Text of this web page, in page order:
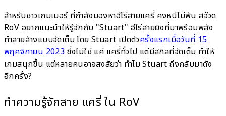
สำหรับชาวเกมเมอร์ ที่กำลังมองหาฮีโร่สายแครี่ คงหนีไม่พ้น สจ๊วด
RoV อยากแนะนำให้รู้จักกับ "Stuart" ฮีโร่สายยิงที่มาพร้อมพลัง
ทำลายล้างแบบจัดเต็ม โดย Stuart เปิดตัวครั้งแรกเมื่อวันที่ 15
พฤศจิกายน 2023ซึ่งไม่ใช่ แค่ แครี่ทั่วไป แต่มีสกิลที่จัดเต็ม ทำให้
เกมสนุกขึ้น แต่หลายคนอาจสงสัยว่า ทำไม Stuart ถึงกลับมาดัง
อีกครั้ง?
ทำความรู้จักสาย แครี่ ใน RoV